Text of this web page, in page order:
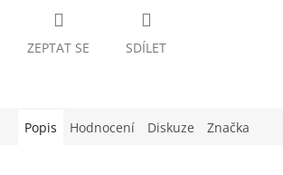
ZEPTAT SE SDÍLET
Popis Hodnocení Diskuze Značka